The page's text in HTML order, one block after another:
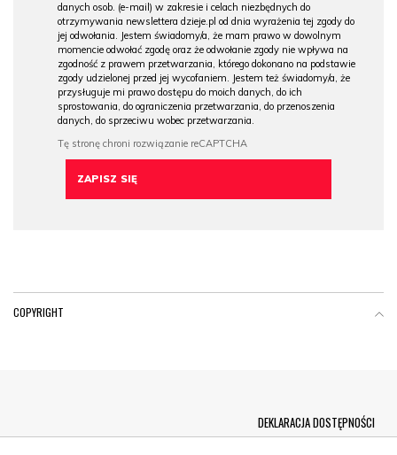
danych osob. (e-mail) w zakresie i celach niezbędnych do
otrzymywania newslettera dzieje.pl od dnia wyrażenia tej zgody do
jej odwołania. Jestem świadomy/a, że mam prawo w dowolnym
momencie odwołać zgodę oraz że odwołanie zgody nie wpływa na
zgodność z prawem przetwarzania, którego dokonano na podstawie
zgody udzielonej przed jej wycofaniem. Jestem też świadomy/a, że
przysługuje mi prawo dostępu do moich danych, do ich
sprostowania, do ograniczenia przetwarzania, do przenoszenia
danych, do sprzeciwu wobec przetwarzania.
COPYRIGHT
DEKLARACJA DOSTĘPNOŚCI